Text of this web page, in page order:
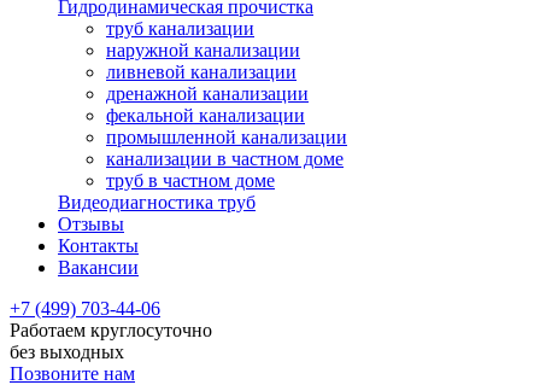
Гидродинамическая прочистка
труб канализации
наружной канализации
ливневой канализации
дренажной канализации
фекальной канализации
промышленной канализации
канализации в частном доме
труб в частном доме
Видеодиагностика труб
Отзывы
Контакты
Вакансии
+7 (499) 703-44-06
Работаем круглосуточно
без выходных
Позвоните нам